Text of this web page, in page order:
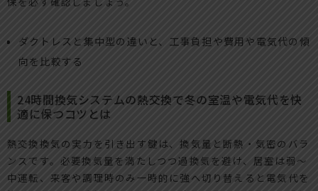
ダクトレスと集中型の違いと、工事負担や費用や電気代の傾
向を比較する
24時間換気システムの熱交換で冬の室温や電気代を快
適に保つコツとは
熱交換換気の実力を引き出す鍵は、換気量と断熱・気密のバラ
ンスです。必要換気量を満たしつつ過換気を避け、居室は弱〜
中運転、来客や調理時のみ一時的に強へ切り替えると電気代を